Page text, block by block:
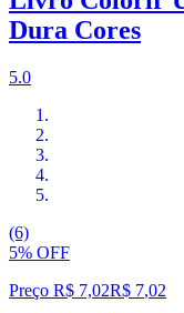
Dura Cores
5.0
(6)
5% OFF
Preço R$ 7,02R$ 7,02